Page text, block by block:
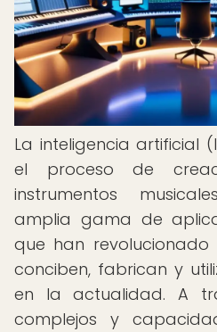
La inteligencia artificial
el proceso de
instrumentos
amplia gama de
que han
conciben, fabrican y
en la actualidad. A
complejos y